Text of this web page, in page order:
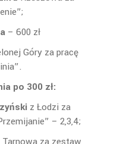
– 600 zł
Góry za pracę
po 300 zł:
z Łodzi za
– 2,3,4;